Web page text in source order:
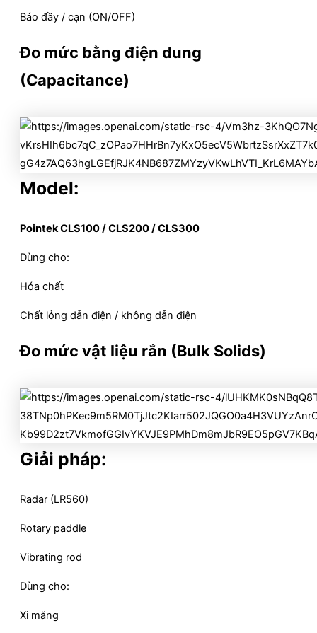
Báo đầy / cạn (ON/OFF)
Đo mức bằng điện dung
(Capacitance)
Model:
Pointek CLS100 / CLS200 / CLS300
Dùng cho:
Hóa chất
Chất lỏng dẫn điện / không dẫn điện
Đo mức vật liệu rắn (Bulk Solids)
Giải pháp:
Radar (LR560)
Rotary paddle
Vibrating rod
Dùng cho:
Xi măng